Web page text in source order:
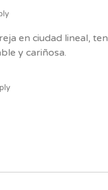
en ciudad lineal,
y cariñosa.